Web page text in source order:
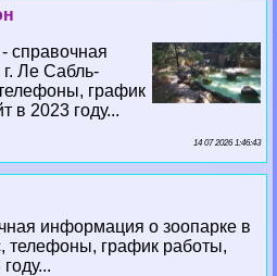
справочная
Ле Сабль-
график
в 2023 году...
14 07 2026 1:46:43
информация о зоопарке в
телефоны, график работы,